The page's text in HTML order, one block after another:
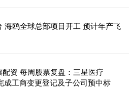
海鸥全球总部项目开工 预计年产飞
资 每周股票复盘：三星医疗
成工商变更登记及子公司预中标